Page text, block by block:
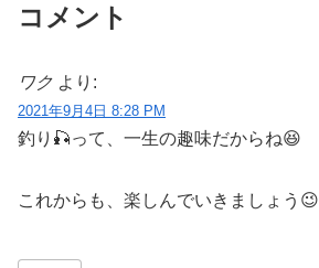
コメント
ワク より:
2021年9月4日 8:28 PM
釣り🎣って、一生の趣味だからね😆
これからも、楽しんでいきましょう😉